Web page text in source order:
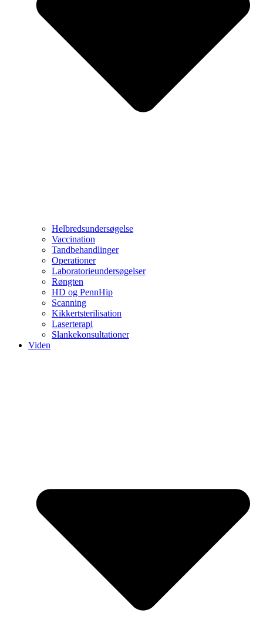
Helbredsundersøgelse
Vaccination
Tandbehandlinger
Operationer
Laboratorieundersøgelser
Røngten
HD og PennHip
Scanning
Kikkertsterilisation
Laserterapi
Slankekonsultationer
Viden